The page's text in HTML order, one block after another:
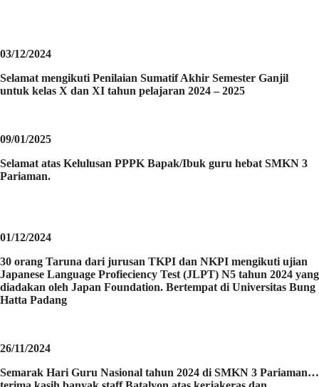
03/12/2024
Selamat mengikuti Penilaian Sumatif Akhir Semester Ganjil
untuk kelas X dan XI tahun pelajaran 2024 – 2025
09/01/2025
Selamat atas Kelulusan PPPK Bapak/Ibuk guru hebat SMKN 3
Pariaman.
01/12/2024
30 orang Taruna dari jurusan TKPI dan NKPI mengikuti ujian
Japanese Language Profieciency Test (JLPT) N5 tahun 2024 yang
diadakan oleh Japan Foundation. Bertempat di Universitas Bung
Hatta Padang
26/11/2024
Semarak Hari Guru Nasional tahun 2024 di SMKN 3 Pariaman…